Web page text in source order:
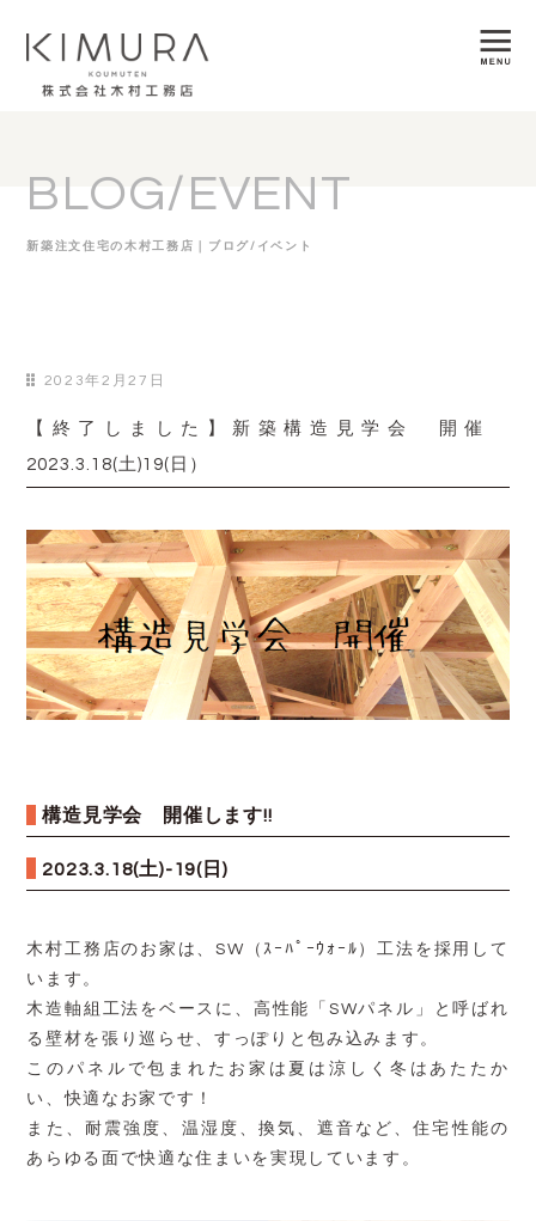
BLOG/EVENT
新築注文住宅の木村工務店｜ブログ/イベント
2023年2月27日
【終了しました】新築構造見学会 開催
2023.3.18(土)19(日）
構造見学会 開催します!!
2023.3.18(土)-19(日)
木村工務店のお家は、SW （ｽｰﾊﾟｰｳｫｰﾙ）工法を採用して
います。
木造軸組工法をベースに、高性能「 SWパネル」と呼ばれ
る壁材を張り巡らせ、すっぽりと包み込みます。
このパネルで包まれたお家は夏は涼しく冬はあたたか
い、快適なお家です！
また、耐震強度、温湿度、換気、遮音など、住宅性能の
あらゆる面で快適な住まいを実現しています。